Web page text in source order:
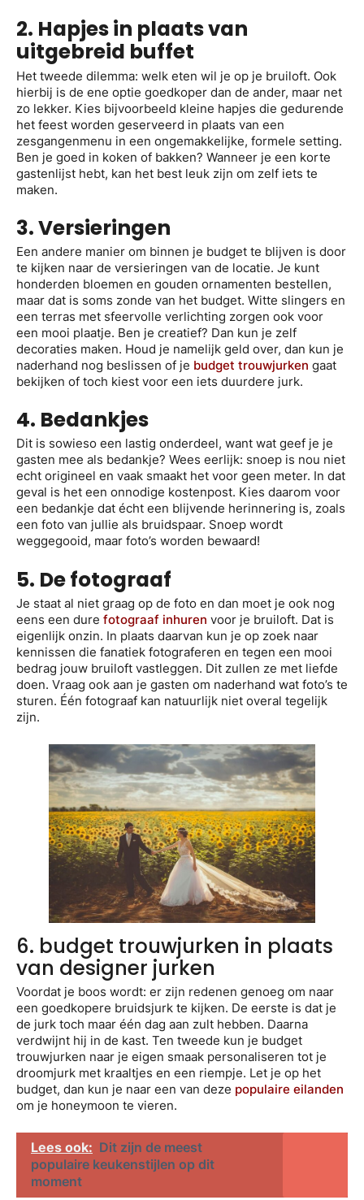
2. Hapjes in plaats van
uitgebreid buffet
Het tweede dilemma: welk eten wil je op je bruiloft. Ook
hierbij is de ene optie goedkoper dan de ander, maar net
zo lekker. Kies bijvoorbeeld kleine hapjes die gedurende
het feest worden geserveerd in plaats van een
zesgangenmenu in een ongemakkelijke, formele setting.
Ben je goed in koken of bakken? Wanneer je een korte
gastenlijst hebt, kan het best leuk zijn om zelf iets te
maken.
3. Versieringen
Een andere manier om binnen je budget te blijven is door
te kijken naar de versieringen van de locatie. Je kunt
honderden bloemen en gouden ornamenten bestellen,
maar dat is soms zonde van het budget. Witte slingers en
een terras met sfeervolle verlichting zorgen ook voor
een mooi plaatje. Ben je creatief? Dan kun je zelf
decoraties maken. Houd je namelijk geld over, dan kun je
naderhand nog beslissen of je budget trouwjurken gaat
bekijken of toch kiest voor een iets duurdere jurk.
4. Bedankjes
Dit is sowieso een lastig onderdeel, want wat geef je je
gasten mee als bedankje? Wees eerlijk: snoep is nou niet
echt origineel en vaak smaakt het voor geen meter. In dat
geval is het een onnodige kostenpost. Kies daarom voor
een bedankje dat écht een blijvende herinnering is, zoals
een foto van jullie als bruidspaar. Snoep wordt
weggegooid, maar foto’s worden bewaard!
5. De fotograaf
Je staat al niet graag op de foto en dan moet je ook nog
eens een dure fotograaf inhuren voor je bruiloft. Dat is
eigenlijk onzin. In plaats daarvan kun je op zoek naar
kennissen die fanatiek fotograferen en tegen een mooi
bedrag jouw bruiloft vastleggen. Dit zullen ze met liefde
doen. Vraag ook aan je gasten om naderhand wat foto’s te
sturen. Één fotograaf kan natuurlijk niet overal tegelijk
zijn.
6. budget trouwjurken in plaats
van designer jurken
Voordat je boos wordt: er zijn redenen genoeg om naar
een goedkopere bruidsjurk te kijken. De eerste is dat je
de jurk toch maar één dag aan zult hebben. Daarna
verdwijnt hij in de kast. Ten tweede kun je budget
trouwjurken naar je eigen smaak personaliseren tot je
droomjurk met kraaltjes en een riempje. Let je op het
budget, dan kun je naar een van deze populaire eilanden
om je honeymoon te vieren.
Lees ook: Dit zijn de meest
populaire keukenstijlen op dit
moment